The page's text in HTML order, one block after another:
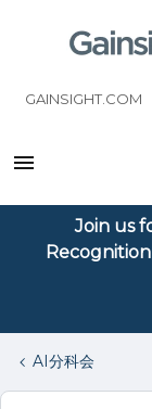
GAINSIGHT.COM
Join us
AI分科会